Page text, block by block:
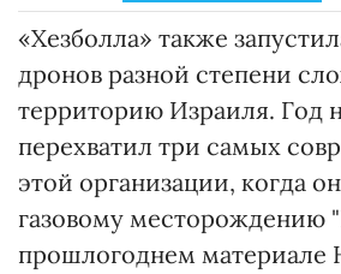
«Хезболла» также
дронов разной степени
территорию Израиля. Год
перехватил три самых
этой организации, когда
газовому месторождению
прошлогоднем материале